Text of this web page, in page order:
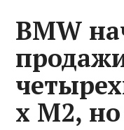
BMW
х M2,